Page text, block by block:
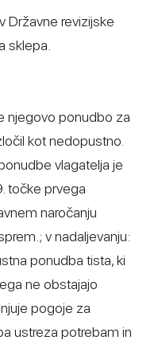
Državne revizijske
sklepa.
njegovo ponudbo za
kot nedopustno.
vlagatelja je
točke prvega
naročanju
v nadaljevanju:
ponudba tista, ki
ne obstajajo
pogoje za
ustreza potrebam in